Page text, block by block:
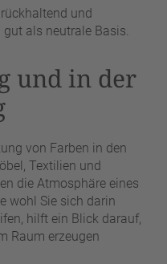
und
als neutrale Basis.
und in der
von Farben in den
Textilien und
die Atmosphäre eines
wohl Sie sich darin
hilft ein Blick darauf,
Raum erzeugen